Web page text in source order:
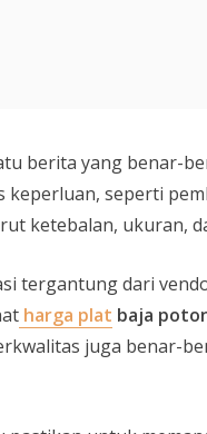
berita yang benar-
seperti
ketebalan, ukuran,
tergantung dari
harga plat baja
juga benar-